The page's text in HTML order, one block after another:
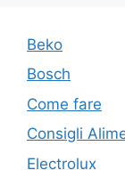
Beko
Bosch
Come fare
Consigli
Electrolux